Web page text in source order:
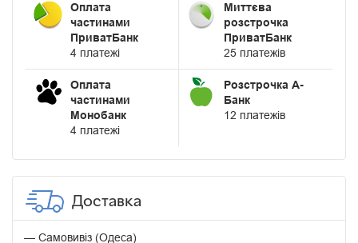
Оплата
частинами
ПриватБанк
4 платежі
Миттєва
розстрочка
ПриватБанк
25 платежів
Оплата
частинами
Монобанк
4 платежі
Розстрочка А-
Банк
12 платежів
Доставка
Самовивіз (Одеса)